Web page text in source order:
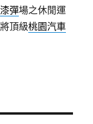
漆彈場之休閒運
頂級桃園汽車